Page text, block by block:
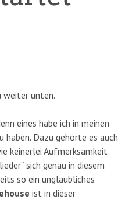
weiter unten.
eines habe ich in meinen
Dazu gehörte es auch,
keinerlei Aufmerksamkeit
sich genau in diesem
so ein unglaubliches
ist in dieser